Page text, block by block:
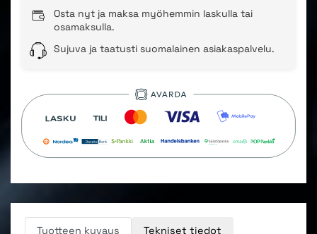
Osta nyt ja maksa myöhemmin laskulla tai
osamaksulla.
Sujuva ja taatusti suomalainen asiakaspalvelu.
Tuotteen kuvaus Tekniset tiedot